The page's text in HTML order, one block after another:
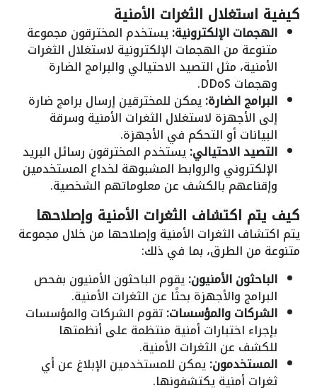
كيفية استغلال الثغرات الأمنية
الهجمات الإلكترونية:يستخدم المخترقون مجموعة
متنوعة من الهجمات الإلكترونية لاستغلال الثغرات
الأمنية، مثل التصيد الاحتيالي والبرامج الضارة
وهجمات DDoS.
البرامج الضارة:يمكن للمخترقين إرسال برامج ضارة
إلى الأجهزة لاستغلال الثغرات الأمنية وسرقة
البيانات أو التحكم في الأجهزة.
التصيد الاحتيالي:يستخدم المخترقون رسائل البريد
الإلكتروني والروابط المشبوهة لخداع المستخدمين
وإقناعهم بالكشف عن معلوماتهم الشخصية.
كيف يتم اكتشاف الثغرات الأمنية وإصلاحها
يتم اكتشاف الثغرات الأمنية وإصلاحها من خلال مجموعة
متنوعة من الطرق، بما في ذلك:
الباحثون الأمنيون:يقوم الباحثون الأمنيون بفحص
البرامج والأجهزة بحثًا عن الثغرات الأمنية.
الشركات والمؤسسات:تقوم الشركات والمؤسسات
بإجراء اختبارات أمنية منتظمة على أنظمتها
للكشف عن الثغرات الأمنية.
المستخدمون:يمكن للمستخدمين الإبلاغ عن أي
ثغرات أمنية يكتشفونها.